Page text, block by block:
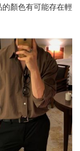
顏色有可能存在輕